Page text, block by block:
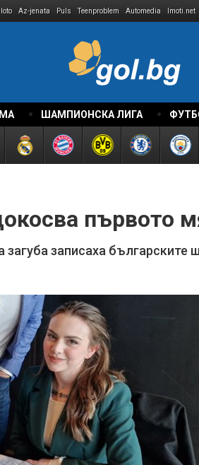
Az-jenata Puls Teenproblem Automedia Imoti.net
ШАМПИОНСКА ЛИГА
първото
записаха българските